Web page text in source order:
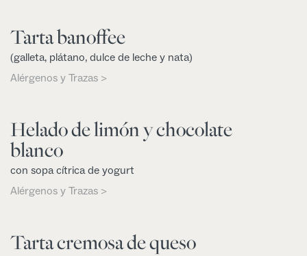
Tarta banoffee
(galleta, plátano, dulce de leche y nata)
Alérgenos y Trazas >
Helado de limón y chocolate
blanco
con sopa cítrica de yogurt
Alérgenos y Trazas >
Tarta cremosa de queso